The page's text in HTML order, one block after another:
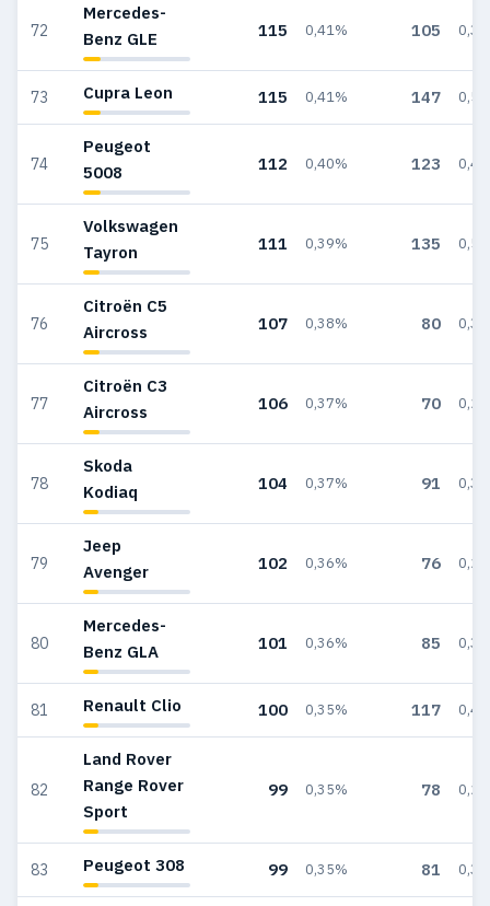
72
Mercedes-
Benz GLE
115 0,41% 105
73 Cupra Leon 115 0,41% 147
74
Peugeot
5008
112 0,40% 123
75
Volkswagen
Tayron
111 0,39% 135
76
Citroën C5
Aircross
107 0,38% 80
77
Citroën C3
Aircross
106 0,37% 70
78
Skoda
Kodiaq
104 0,37% 91
79
Jeep
Avenger
102 0,36% 76
80
Mercedes-
Benz GLA
101 0,36% 85
81 Renault Clio 100 0,35% 117
82
Land Rover
Range Rover
Sport
99 0,35% 78
83 Peugeot 308 99 0,35% 81